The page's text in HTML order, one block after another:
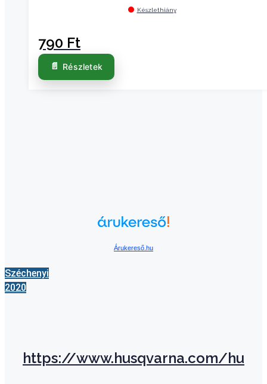
Készlethiány
790 Ft
Részletek
Árukereső.hu
Széchenyi
2020
https://www.husqvarna.com/hu